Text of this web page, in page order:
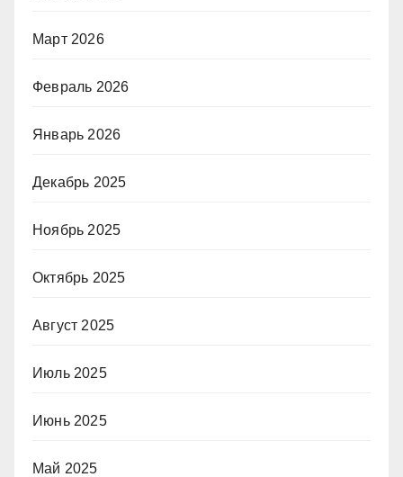
Март 2026
Февраль 2026
Январь 2026
Декабрь 2025
Ноябрь 2025
Октябрь 2025
Август 2025
Июль 2025
Июнь 2025
Май 2025